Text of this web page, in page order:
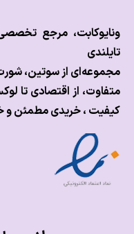
مرجع تخصصی فروش
از سوتین، شورت و
از اقتصادی تا لوکس و
، خریدی مطمئن و خاص را